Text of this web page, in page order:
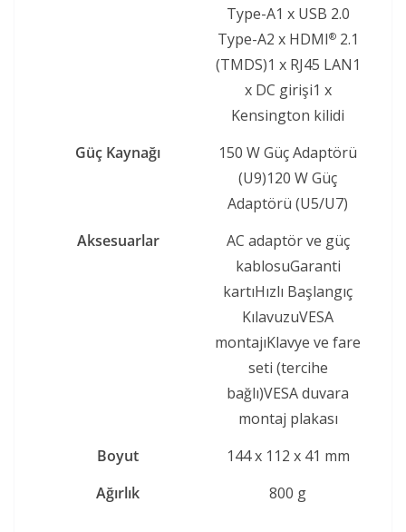
Type-A1 x USB 2.0
Type-A2 x HDMI®2.1
(TMDS)1 x RJ45 LAN1
x DC girişi1 x
Kensington kilidi
Güç Kaynağı
150 W Güç Adaptörü
(U9)120 W Güç
Adaptörü (U5/U7)
Aksesuarlar
AC adaptör ve güç
kablosuGaranti
kartıHızlı Başlangıç
KılavuzuVESA
montajıKlavye ve fare
seti (tercihe
bağlı)VESA duvara
montaj plakası
Boyut
144 x 112 x 41 mm
Ağırlık
800 g